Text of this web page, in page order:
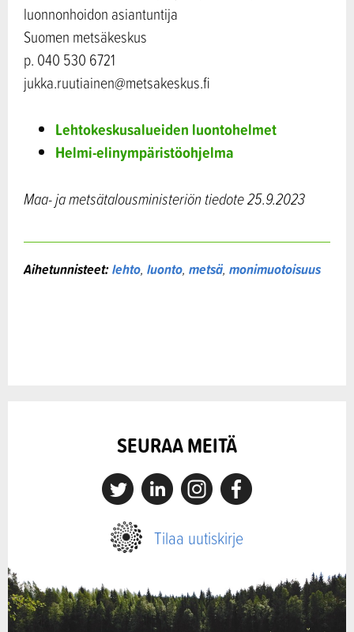
luonnonhoidon asiantuntija
Suomen metsäkeskus
p. 040 530 6721
jukka.ruutiainen@metsakeskus.fi
Lehtokeskusalueiden luontohelmet
Helmi-elinympäristöohjelma
Maa- ja metsätalousministeriön tiedote 25.9.2023
Aihetunnisteet:lehto, luonto, metsä, monimuotoisuus
SEURAA MEITÄ
X LinkedinInstagramFacebook
Tilaa uutiskirje